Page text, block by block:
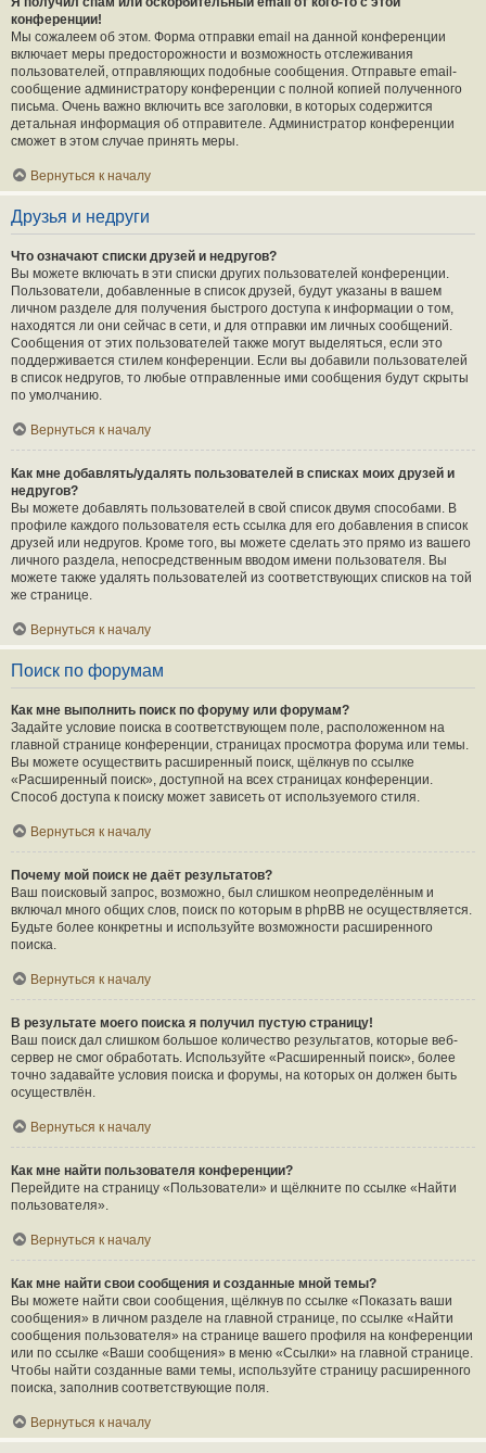
конференции!
Мы сожалеем об этом. Форма отправки email на данной конференции
включает меры предосторожности и возможность отслеживания
пользователей, отправляющих подобные сообщения. Отправьте email-
сообщение администратору конференции с полной копией полученного
письма. Очень важно включить все заголовки, в которых содержится
детальная информация об отправителе. Администратор конференции
сможет в этом случае принять меры.
Вернуться к началу
Друзья и недруги
Что означают списки друзей и недругов?
Вы можете включать в эти списки других пользователей конференции.
Пользователи, добавленные в список друзей, будут указаны в вашем
личном разделе для получения быстрого доступа к информации о том,
находятся ли они сейчас в сети, и для отправки им личных сообщений.
Сообщения от этих пользователей также могут выделяться, если это
поддерживается стилем конференции. Если вы добавили пользователей
в список недругов, то любые отправленные ими сообщения будут скрыты
по умолчанию.
Вернуться к началу
Как мне добавлять/удалять пользователей в списках моих друзей и
недругов?
Вы можете добавлять пользователей в свой список двумя способами. В
профиле каждого пользователя есть ссылка для его добавления в список
друзей или недругов. Кроме того, вы можете сделать это прямо из вашего
личного раздела, непосредственным вводом имени пользователя. Вы
можете также удалять пользователей из соответствующих списков на той
же странице.
Вернуться к началу
Поиск по форумам
Как мне выполнить поиск по форуму или форумам?
Задайте условие поиска в соответствующем поле, расположенном на
главной странице конференции, страницах просмотра форума или темы.
Вы можете осуществить расширенный поиск, щёлкнув по ссылке
«Расширенный поиск», доступной на всех страницах конференции.
Способ доступа к поиску может зависеть от используемого стиля.
Вернуться к началу
Почему мой поиск не даёт результатов?
Ваш поисковый запрос, возможно, был слишком неопределённым и
включал много общих слов, поиск по которым в phpBB не осуществляется.
Будьте более конкретны и используйте возможности расширенного
поиска.
Вернуться к началу
В результате моего поиска я получил пустую страницу!
Ваш поиск дал слишком большое количество результатов, которые веб-
сервер не смог обработать. Используйте «Расширенный поиск», более
точно задавайте условия поиска и форумы, на которых он должен быть
осуществлён.
Вернуться к началу
Как мне найти пользователя конференции?
Перейдите на страницу «Пользователи» и щёлкните по ссылке «Найти
пользователя».
Вернуться к началу
Как мне найти свои сообщения и созданные мной темы?
Вы можете найти свои сообщения, щёлкнув по ссылке «Показать ваши
сообщения» в личном разделе на главной странице, по ссылке «Найти
сообщения пользователя» на странице вашего профиля на конференции
или по ссылке «Ваши сообщения» в меню «Ссылки» на главной странице.
Чтобы найти созданные вами темы, используйте страницу расширенного
поиска, заполнив соответствующие поля.
Вернуться к началу